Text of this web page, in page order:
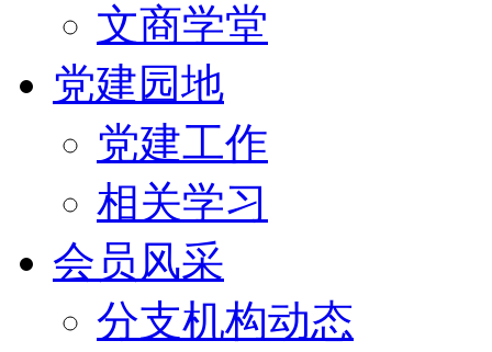
文商学堂
党建园地
党建工作
相关学习
会员风采
分支机构动态